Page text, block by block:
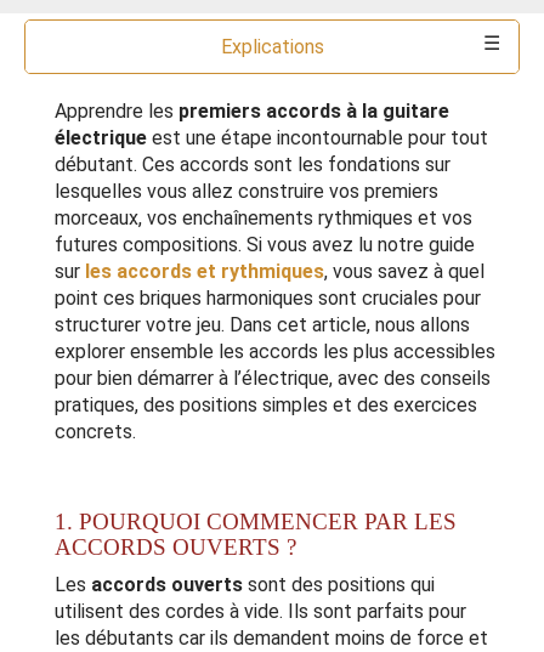
Explications
Ressources
Commentaires
Apprendre les premiers accords à la guitare
électrique est une étape incontournable pour tout
débutant. Ces accords sont les fondations sur
lesquelles vous allez construire vos premiers
morceaux, vos enchaînements rythmiques et vos
futures compositions. Si vous avez lu notre guide
sur les accords et rythmiques, vous savez à quel
point ces briques harmoniques sont cruciales pour
structurer votre jeu. Dans cet article, nous allons
explorer ensemble les accords les plus accessibles
pour bien démarrer à l’électrique, avec des conseils
pratiques, des positions simples et des exercices
concrets.
1. POURQUOI COMMENCER PAR LES
ACCORDS OUVERTS ?
Les accords ouverts sont des positions qui
utilisent des cordes à vide. Ils sont parfaits pour
les débutants car ils demandent moins de force et